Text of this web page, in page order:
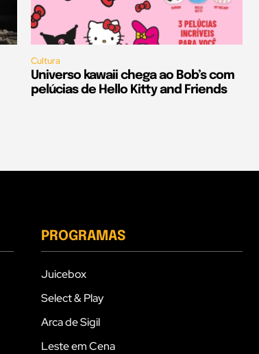
Cultura
Universo kawaii chega ao Bob’s com
pelúcias de Hello Kitty and Friends
PROGRAMAS
Juicebox
Select & Play
Arca de Sigil
Leste em Cena